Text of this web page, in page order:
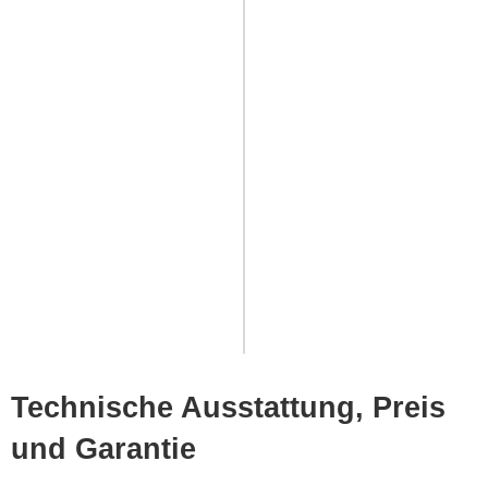
Technische Ausstattung, Preis
und Garantie